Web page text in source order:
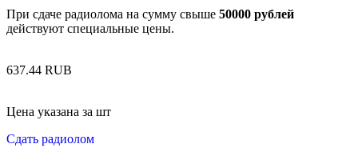
При сдаче радиолома на сумму свыше 50000 рублей
действуют специальные цены.
637.44 RUB
Цена указана за шт
Сдать радиолом